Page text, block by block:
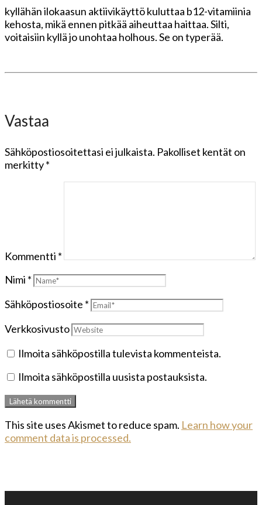
kyllähän ilokaasun aktiivikäyttö kuluttaa b12-vitamiinia
kehosta, mikä ennen pitkää aiheuttaa haittaa. Silti,
voitaisiin kyllä jo unohtaa holhous. Se on typerää.
Vastaa
Sähköpostiosoitettasi ei julkaista. Pakolliset kentät on
merkitty*
Kommentti *
Nimi *
Sähköpostiosoite *
Verkkosivusto
Ilmoita sähköpostilla tulevista kommenteista.
Ilmoita sähköpostilla uusista postauksista.
This site uses Akismet to reduce spam. Learn how your
comment data is processed.